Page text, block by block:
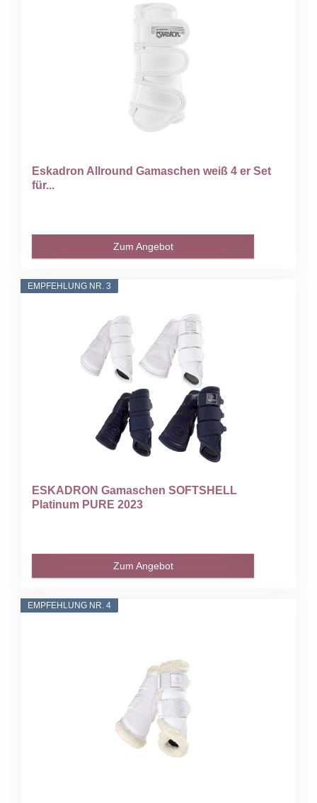
Eskadron Allround Gamaschen weiß 4 er Set
für...
Zum Angebot
EMPFEHLUNG NR. 3
ESKADRON Gamaschen SOFTSHELL
Platinum PURE 2023
Zum Angebot
EMPFEHLUNG NR. 4